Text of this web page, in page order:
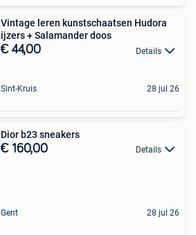
Vintage leren kunstschaatsen Hudora
ijzers + Salamander doos
€ 44,00 Details
Sint-Kruis 28 jul 26
Dior b23 sneakers
€ 160,00 Details
Gent 28 jul 26